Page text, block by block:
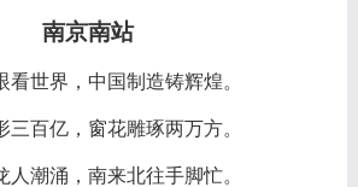
南京南站
看世界，中国制造铸辉煌。
三百亿，窗花雕琢两万方。
人潮涌，南来北往手脚忙。